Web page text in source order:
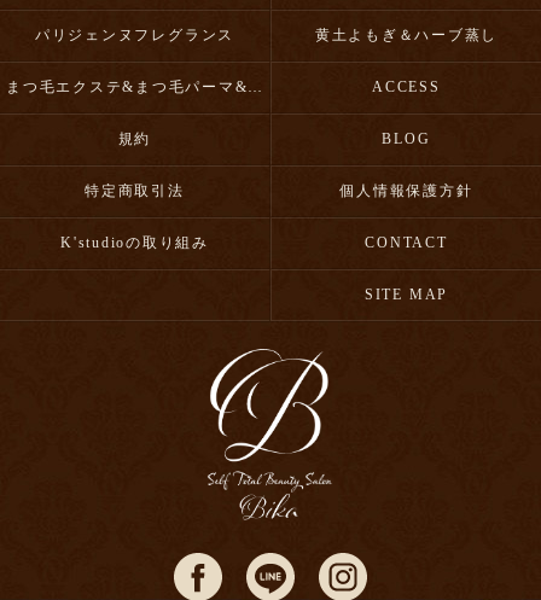
パリジェンヌフレグランス 黄土よもぎ＆ハーブ蒸し
まつ毛エクステ&まつ毛パーマ&眉毛スタイリング ACCESS
規約 BLOG
特定商取引法 個人情報保護方針
K'studioの取り組み CONTACT
SITE MAP